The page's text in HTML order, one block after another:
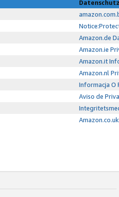
Amazon.de
Amazon.ie
Amazon.it
Amazon.nl
Informacja O
Aviso de